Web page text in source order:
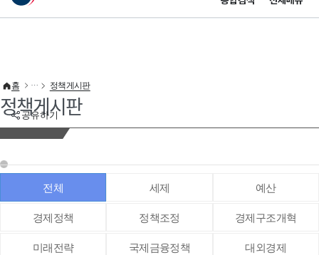
이 누리집은 대한민국 공식 전자정부 누리집입니다.
공유하기
홈 정책게시판
정책게시판
전체 세제 예산
경제정책 정책조정 경제구조개혁
미래전략 국제금융정책 대외경제